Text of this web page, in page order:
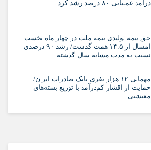
درآمد عملیاتی ۸۰ درصد رشد کرد
حق بیمه تولیدی بیمه ملت در چهار ماه نخست
امسال از ۱۴.۵ همت گذشت/ رشد ۹۰ درصدی
نسبت به مدت مشابه سال گذشته
مهمانی ۱۲ هزار نفری بانک صادرات ایران/
حمایت از اقشار کم‌درآمد با توزیع بسته‌های
معیشتی